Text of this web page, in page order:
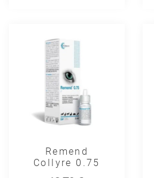
Remend
Collyre 0.75